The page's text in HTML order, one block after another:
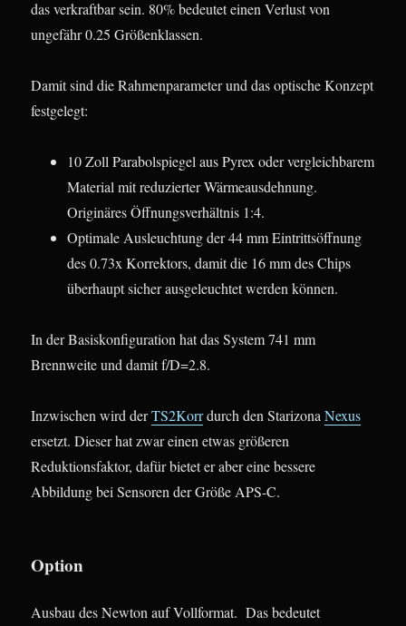
das verkraftbar sein. 80% bedeutet einen Verlust von
ungefähr 0.25 Größenklassen.
Damit sind die Rahmenparameter und das optische Konzept
festgelegt:
10 Zoll Parabolspiegel aus Pyrex oder vergleichbarem
Material mit reduzierter Wärmeausdehnung.
Originäres Öffnungsverhältnis 1:4.
Optimale Ausleuchtung der 44 mm Eintrittsöffnung
des 0.73x Korrektors, damit die 16 mm des Chips
überhaupt sicher ausgeleuchtet werden können.
In der Basiskonfiguration hat das System 741 mm
Brennweite und damit f/D=2.8.
Inzwischen wird derTS2Korrdurch den StarizonaNexus
ersetzt. Dieser hat zwar einen etwas größeren
Reduktionsfaktor, dafür bietet er aber eine bessere
Abbildung bei Sensoren der Größe APS-C.
Option
Ausbau des Newton auf Vollformat. Das bedeutet